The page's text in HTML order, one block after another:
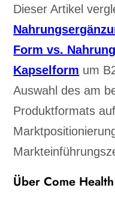
Dieser Artikel
Form vs.
Kapselform um
Auswahl des am
Produktformats
Über Come Health